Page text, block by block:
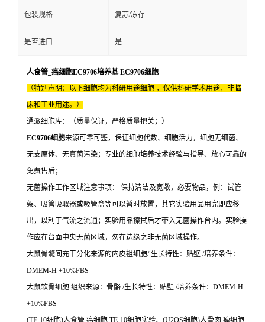
包装规格 复苏/冻存
是否进口 是
人食管_癌细胞EC9706培养基 EC9706细胞
（特别声明：以下细胞均为科研用途细胞 ，仅供科研学术用途，非临
床和工业用途。）
通派细胞库：（质量保证，严格质量把关；）
EC9706细胞来源可靠可鉴，保证细胞代数、细胞活力，细胞无细菌、
无支原体、无真菌污染；专业的细胞培养技术经验与指导、放心可靠的
免费售后；
无菌操作工作区域注意事项： 保持清洁及宽敞，必要物品，例：试管
架、吸管吸取器或吸管盒等可以暂时放置，其它实验用品用完即应移
出，以利于气流之流通；实验用品擦拭后才带入无菌操作台内。实验操
作应在台面中央无菌区域，勿在边缘之非无菌区域操作。
大鼠骨髓间充干分化来源的内皮祖细胞/ 生长特性：贴壁 /培养条件：
DMEM-H +10%FBS
大鼠软骨细胞 组织来源：骨骼 /生长特性：贴壁 /培养条件：DMEM-H
+10%FBS
(TE-10细胞)人食管 癌细胞 TE-10细胞实验、(U2OS细胞)人骨肉 瘤细胞